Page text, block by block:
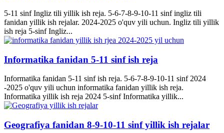
5-11 sinf Ingliz tili yillik ish reja. 5-6-7-8-9-10-11 sinf ingliz tili
fanidan yillik ish rejalar. 2024-2025 o'quv yili uchun. Ingliz tili yillik
ish reja 5-sinf Ingliz...
Informatika fanidan 5-11 sinf ish reja
Informatika fanidan 5-11 sinf ish reja. 5-6-7-8-9-10-11 sinf 2024
-2025 o'quv yili uchun informatika fanidan yillik ish reja.
Informatika yillik ish reja 2024 5-sinf Informatika yillik...
Geografiya fanidan 8-9-10-11 sinf yillik ish rejalar